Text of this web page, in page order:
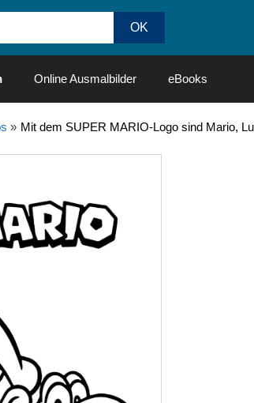
Online Ausmalbilder eBooks
» Mit dem SUPER MARIO-Logo sind Mario,